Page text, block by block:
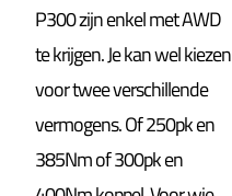
P300 zijn enkel met AWD
te krijgen. Je kan wel kiezen
voor twee verschillende
vermogens. Of 250pk en
385Nm of 300pk en